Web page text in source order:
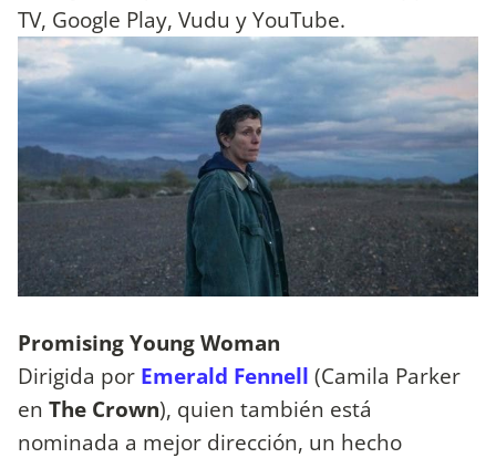
TV, Google Play, Vudu y YouTube.
Promising Young Woman
Dirigida por Emerald Fennell (Camila Parker
en The Crown), quien también está
nominada a mejor dirección, un hecho